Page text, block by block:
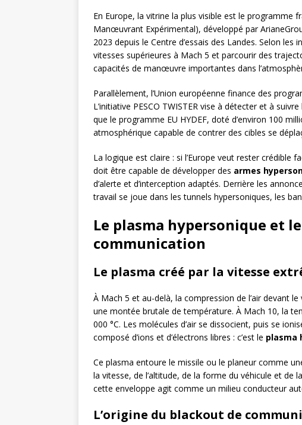
En Europe, la vitrine la plus visible est le programme
Manœuvrant Expérimental), développé par
2023 depuis le Centre d’essais des Landes. Selon
vitesses supérieures à Mach 5 et parcourir des
capacités de manœuvre importantes dans
Parallèlement, l’Union européenne finance des
L’initiative PESCO TWISTER vise à détecter et à
que le programme EU HYDEF, doté d’environ 100
atmosphérique capable de contrer des cibles se
La logique est claire : si l’Europe veut rester crédible
doit être capable de développer des armes
d’alerte et d’interception adaptés. Derrière les
travail se joue dans les tunnels hypersoniques, les
Le plasma hypersonique et
communication
Le plasma créé par la vitesse
À Mach 5 et au-delà, la compression de l’air devant
une montée brutale de température. À Mach 10, la
000 °C. Les molécules d’air se dissocient, puis se
composé d’ions et d’électrons libres : c’est le plasma
Ce plasma entoure le missile ou le planeur comme
la vitesse, de l’altitude, de la forme du véhicule et de
cette enveloppe agit comme un milieu conducteur
L’origine du blackout de